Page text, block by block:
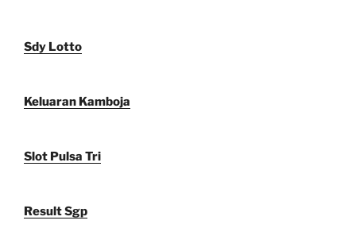
Sdy Lotto
Keluaran Kamboja
Slot Pulsa Tri
Result Sgp